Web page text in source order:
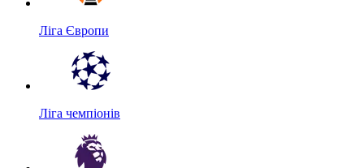
Ліга Європи
Ліга чемпіонів